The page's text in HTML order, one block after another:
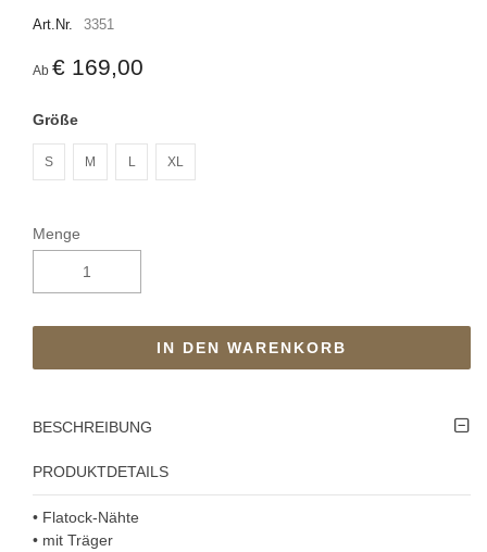
Art.Nr. 3351
Ab € 169,00
Größe
S M L XL
Menge
IN DEN WARENKORB
BESCHREIBUNG
PRODUKTDETAILS
• Flatock-Nähte
• mit Träger